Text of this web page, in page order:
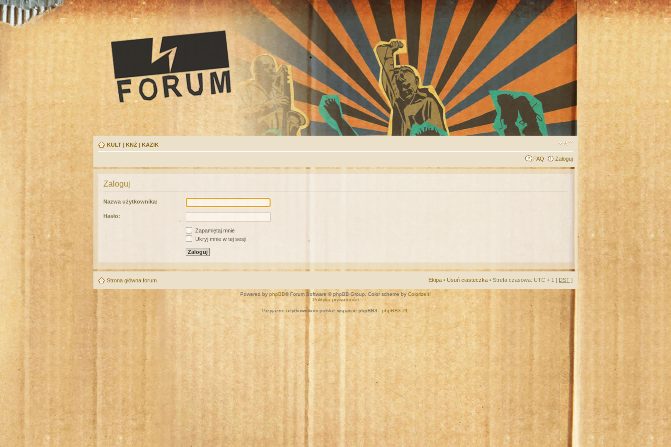
KULT | KNŻ | KAZIK
FAQ Zaloguj
Zaloguj
Nazwa użytkownika:
Hasło:
Zapamiętaj mnie
Ukryj mnie w tej sesji
Strona główna forum Ekipa • Usuń ciasteczka • Strefa czasowa: UTC + 1 [ DST ]
Powered by phpBB® Forum Software © phpBB Group. Color scheme by ColorizeIt!
Polityka prywatności
Przyjazne użytkownikom polskie wsparcie phpBB3 - phpBB3.PL